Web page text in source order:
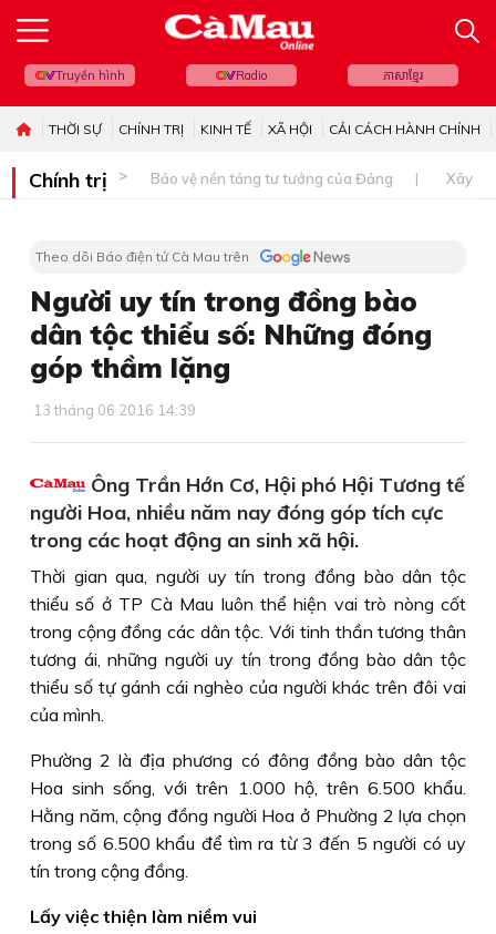
Truyền hình Radio ភាសាខ្មែរ
THỜI SỰ CHÍNH TRỊ KINH TẾ XÃ HỘI CẢI CÁCH HÀNH CHÍNH
Chính trị Bảo vệ nền tảng tư tưởng của Đảng Xây
Theo dõi Báo điện tử Cà Mau trên
Người uy tín trong đồng bào
dân tộc thiểu số: Những đóng
góp thầm lặng
13 tháng 06 2016 14:39
Ông Trần Hớn Cơ, Hội phó Hội Tương tế
người Hoa, nhiều năm nay đóng góp tích cực
trong các hoạt động an sinh xã hội.
Thời gian qua, người uy tín trong đồng bào dân tộc
thiểu số ở TP Cà Mau luôn thể hiện vai trò nòng cốt
trong cộng đồng các dân tộc. Với tinh thần tương thân
tương ái, những người uy tín trong đồng bào dân tộc
thiểu số tự gánh cái nghèo của người khác trên đôi vai
của mình.
Phường 2 là địa phương có đông đồng bào dân tộc
Hoa sinh sống, với trên 1.000 hộ, trên 6.500 khẩu.
Hằng năm, cộng đồng người Hoa ở Phường 2 lựa chọn
trong số 6.500 khẩu để tìm ra từ 3 đến 5 người có uy
tín trong cộng đồng.
Lấy việc thiện làm niềm vui